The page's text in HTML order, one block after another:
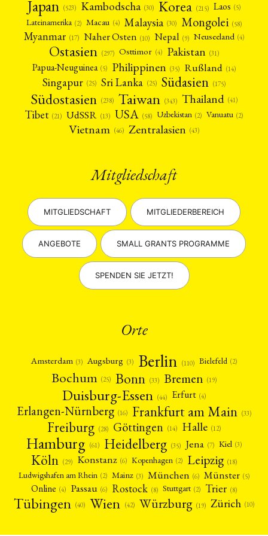
Japan (523) Kambodscha (30) Korea (215) Laos (5)
Lateinamerika (2) Macau (4) Malaysia (30) Mongolei (58)
Myanmar (17) Naher Osten (10) Nepal (9) Neuseeland (4)
Ostasien (297) Osttimor (4) Pakistan (31)
Papua-Neuguinea (5) Philippinen (35) Rußland (14)
Singapur (25) Sri Lanka (25) Südasien (175)
Südostasien (238) Taiwan (343) Thailand (41)
Tibet (21) UdSSR (13) USA (58) Uzbekistan (2) Vanuatu (2)
Vietnam (46) Zentralasien (43)
Mitgliedschaft
MITGLIEDSCHAFT MITGLIEDERBEREICH
ANGEBOTE SMALL GRANTS PROGRAMME
SPENDEN SIE JETZT!
Orte
Amsterdam (3) Augsburg (3) Berlin (110) Bielefeld (2)
Bochum (25) Bonn (33) Bremen (19)
Duisburg-Essen (44) Erfurt (4)
Erlangen-Nürnberg (16) Frankfurt am Main (33)
Freiburg (28) Göttingen (14) Halle (12)
Hamburg (61) Heidelberg (35) Jena (7) Kiel (3)
Köln (29) Konstanz (6) Kopenhagen (2) Leipzig (18)
Ludwigshafen am Rhein (2) Mainz (3) München (6) Münster (5)
Online (4) Passau (6) Rostock (8) Stuttgart (2) Trier (8)
Tübingen (40) Wien (42) Würzburg (19) Zürich (10)